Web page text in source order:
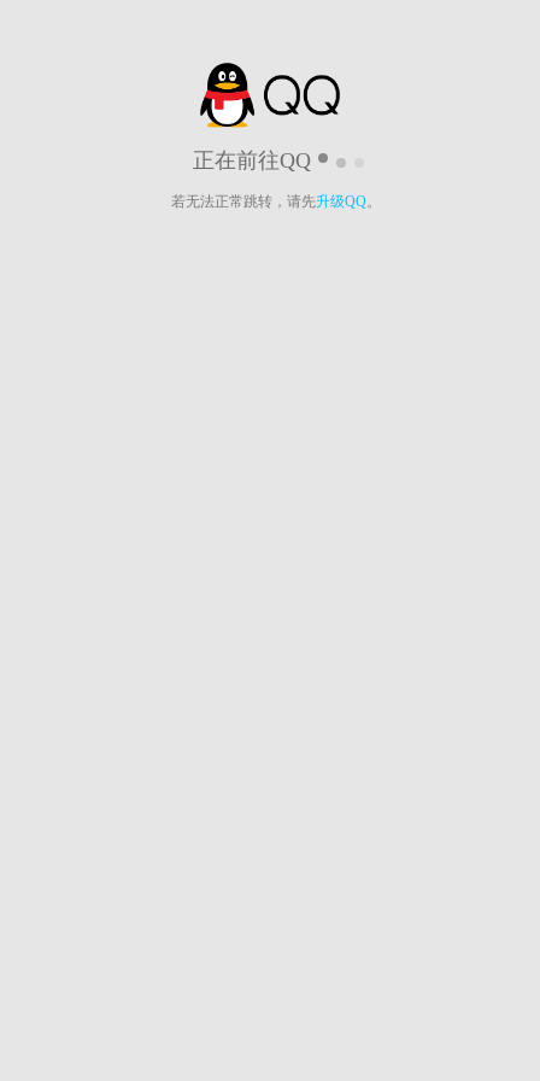
正在前往QQ
若无法正常跳转，请先升级QQ。